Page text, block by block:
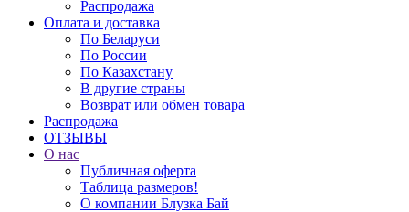
Распродажа
Оплата и доставка
По Беларуси
По России
По Казахстану
В другие страны
Возврат или обмен товара
Распродажа
ОТЗЫВЫ
О нас
Публичная оферта
Таблица размеров!
О компании Блузка Бай